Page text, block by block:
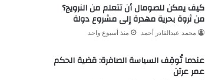
كيف يمكن للصومال أن تتعلم من النرويج؟
من ثروة بحرية مهدرة إلى مشروع دولة
محمد عبدالقادر أحمد منذ أسبوع واحد
عندما تُوقِف السياسة الصافرة: قضية الحكم
عمر عرتن